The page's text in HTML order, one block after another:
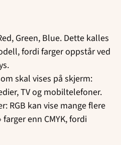
Green, Blue. Dette kalles
fordi farger oppstår ved
skal vises på skjerm:
TV og mobiltelefoner.
RGB kan vise mange flere
enn CMYK, fordi